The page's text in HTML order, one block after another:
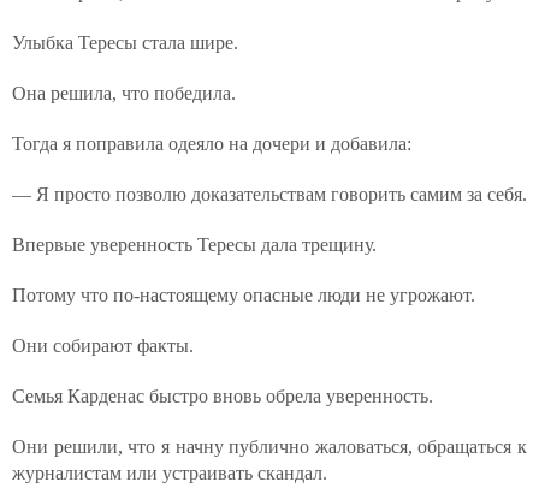
Улыбка Тересы стала шире.
Она решила, что победила.
Тогда я поправила одеяло на дочери и добавила:
— Я просто позволю доказательствам говорить самим за себя.
Впервые уверенность Тересы дала трещину.
Потому что по-настоящему опасные люди не угрожают.
Они собирают факты.
Семья Карденас быстро вновь обрела уверенность.
Они решили, что я начну публично жаловаться, обращаться к
журналистам или устраивать скандал.